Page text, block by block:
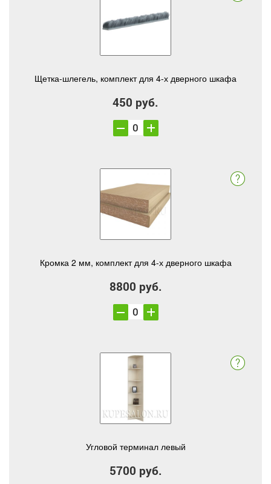
Щетка-шлегель, комплект для 4-х дверного шкафа
450 руб.
Кромка 2 мм, комплект для 4-х дверного шкафа
8800 руб.
Угловой терминал левый
5700 руб.